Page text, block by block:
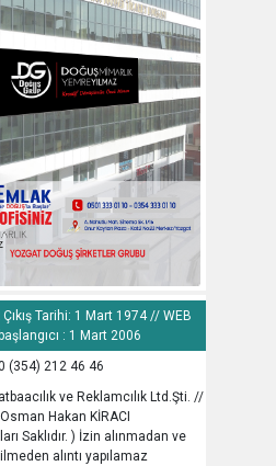
Tarihi: 1 Mart 1974 // WEB
: 1 Mart 2006
(354) 212 46 46
ve Reklamcılık Ltd.Şti. //
Hakan KİRACI
Saklıdır. ) İzin alınmadan ve
alıntı yapılamaz